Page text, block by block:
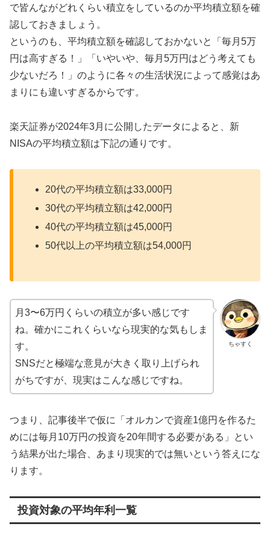
で皆んながどれくらい積立をしているのか平均積立額を確
認しておきましょう。
というのも、平均積立額を確認しておかないと「毎月5万
円は高すぎる！」「いやいや、毎月5万円はどう考えても
少ないだろ！」のように各々の生活状況によって感覚はあ
まりにも違いすぎるからです。
楽天証券が2024年3月に公開したデータによると、新
NISAの平均積立額は下記の通りです。
20代の平均積立額は33,000円
30代の平均積立額は42,000円
40代の平均積立額は45,000円
50代以上の平均積立額は54,000円
ちゃすく
月3〜6万円くらいの積立が多い感じです
ね。確かにこれくらいなら現実的な気もしま
す。
SNSだと極端な意見が大きく取り上げられ
がちですが、現実はこんな感じですね。
つまり、記事後半で仮に「オルカンで資産1億円を作るた
めには毎月10万円の投資を20年間する必要がある」とい
う結果が出た場合、あまり現実的では無いという答えにな
ります。
投資対象の平均年利一覧